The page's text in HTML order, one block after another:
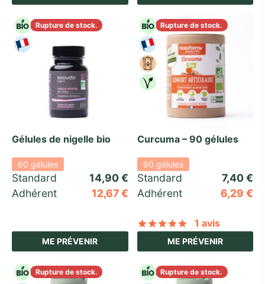
Rupture de stock.
Gélules de nigelle bio
60 gélules
Standard 14,90€
Adhérent
12,67€
ME PRÉVENIR
Rupture de stock.
Curcuma – 90 gélules
90 gélules
Standard 7,40€
Adhérent
6,29 €
Notésur 5
1 avis
ME PRÉVENIR
Rupture de stock. Rupture de stock.